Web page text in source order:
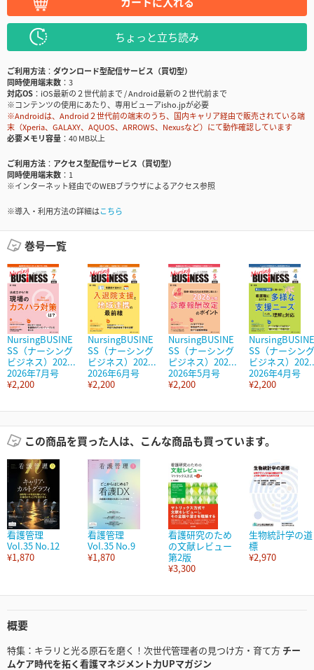
ちょっと立ち読み
ご利用方法
ダウンロード型配信サービス（買切型）
同時使用端末数
3
対応OS
iOS最新の２世代前まで / Android最新の２世代前まで
※コンテンツの使用にあたり、専用ビューアisho.jpが必要
※Androidは、Android２世代前の端末のうち、国内キャリア経由で販売されている端
末（Xperia、GALAXY、AQUOS、ARROWS、Nexusなど）にて動作確認しています
必要メモリ容量
40 MB以上
ご利用方法
アクセス型配信サービス（買切型）
同時使用端末数
1
※インターネット経由でのWEBブラウザによるアクセス参照
※導入・利用方法の詳細はこちら
巻号一覧
NursingBUSINE
SS（ナーシング
ビジネス）202...
2026年7月号
¥2,200
NursingBUSINE
SS（ナーシング
ビジネス）202...
2026年6月号
¥2,200
NursingBUSINE
SS（ナーシング
ピジネス）202...
2026年5月号
¥2,200
NursingBUSINE
SS（ナーシング
ビジネス）
2026年4月号
¥2,200
この商品を買った人は、こんな商品も買っています。
看護管理
Vol.35 No.12
¥1,870
看護管理
Vol.35 No.9
¥1,870
看護研究のため
の文献レビュー
第2版
¥3,300
生物統計学の道
標
¥2,970
概要
特集：キラリと光る原石を磨く！次世代管理者の見つけ方・育て方 チー
ムケア時代を拓く看護マネジメント力UPマガジン